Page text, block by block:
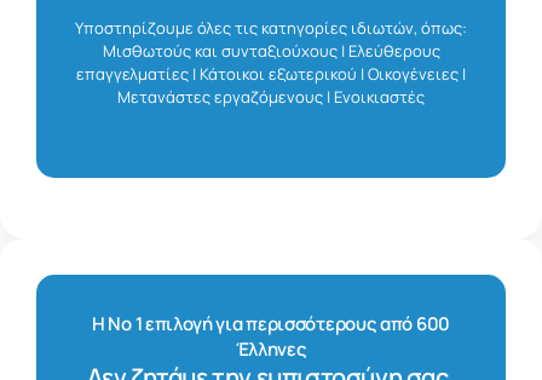
Υποστηρίζουμε όλες τις κατηγορίες ιδιωτών, όπως:
Μισθωτούς και συνταξιούχους | Ελεύθερους
επαγγελματίες | Κάτοικοι εξωτερικού | Οικογένειες |
Μετανάστες εργαζόμενους | Ενοικιαστές
Η Νο 1 επιλογή για περισσότερους από 600
Έλληνες